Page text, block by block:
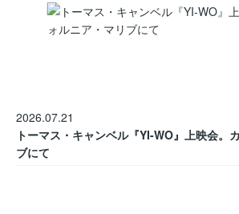
2026.07.21
トーマス・キャンベル『YI-WO』上映会。
ブにて